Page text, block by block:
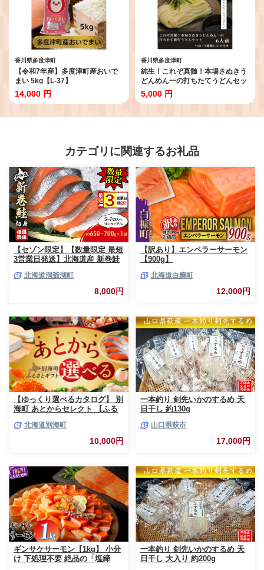
香川県多度津町
【令和7年産】多度津町産おいで
まい 5kg【L-37】
14,000 円
香川県多度津町
純生！これぞ真髄！本場さぬきう
どんめん一の打ちたてうどんセッ
ト(6人前)【L-11】
5,000 円
カテゴリに関連するお礼品
【セゾン限定】【数量限定 最短
3営業日発送】北海道産 新巻鮭
700g/5～7切入) 最短配送 北海
道 秋鮭 小分け 鮭 さけ しゃけ
シャケ 中塩 海鮮 冷凍 お弁当
モン サケ
北海道洞爺湖町
8,000円
【訳あり】エンペラーサーモン
【900g】
北海道白糠町
12,000円
【ゆっくり選べるカタログ】 別
海町 あとからセレクト 【ふる
とから選べる！ ギフト いくら
ほたて 海鮮 牛肉 ケーキ アイス
【BY0000010】（ 後から選べ
カタログギフト あとからカタロ
グ あとからカタログポイント
あとからカタログギフト ふるさ
と納税 ）
北海道別海町
10,000円
一本釣り 剣先いかのするめ 天
日干し 約130g
山口県萩市
17,000円
ギンサケサーモン【1kg】 小分
け 下処理不要 絶品の「塩締
一本釣り 剣先いかのするめ 天
日干し 大入り 約200g